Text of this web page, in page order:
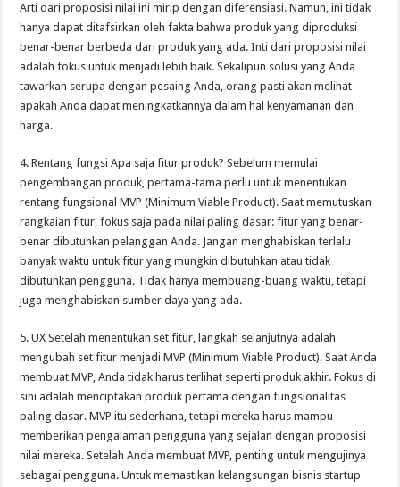
Arti dari proposisi nilai ini mirip dengan diferensiasi. Namun, ini tidak
hanya dapat ditafsirkan oleh fakta bahwa produk yang diproduksi
benar-benar berbeda dari produk yang ada. Inti dari proposisi nilai
adalah fokus untuk menjadi lebih baik. Sekalipun solusi yang Anda
tawarkan serupa dengan pesaing Anda, orang pasti akan melihat
apakah Anda dapat meningkatkannya dalam hal kenyamanan dan
harga.
4. Rentang fungsi Apa saja fitur produk? Sebelum memulai
pengembangan produk, pertama-tama perlu untuk menentukan
rentang fungsional MVP (Minimum Viable Product). Saat memutuskan
rangkaian fitur, fokus saja pada nilai paling dasar: fitur yang benar-
benar dibutuhkan pelanggan Anda. Jangan menghabiskan terlalu
banyak waktu untuk fitur yang mungkin dibutuhkan atau tidak
dibutuhkan pengguna. Tidak hanya membuang-buang waktu, tetapi
juga menghabiskan sumber daya yang ada.
5. UX Setelah menentukan set fitur, langkah selanjutnya adalah
mengubah set fitur menjadi MVP (Minimum Viable Product). Saat Anda
membuat MVP, Anda tidak harus terlihat seperti produk akhir. Fokus di
sini adalah menciptakan produk pertama dengan fungsionalitas
paling dasar. MVP itu sederhana, tetapi mereka harus mampu
memberikan pengalaman pengguna yang sejalan dengan proposisi
nilai mereka. Setelah Anda membuat MVP, penting untuk mengujinya
sebagai pengguna. Untuk memastikan kelangsungan bisnis startup